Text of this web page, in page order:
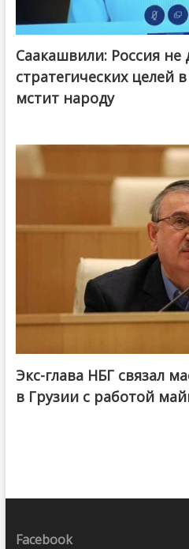
Саакашвили: Россия не
стратегических целей
мстит народу
Экс-глава НБГ связал
в Грузии с работой
Facebook